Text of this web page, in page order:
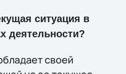
ситуация в
деятельности?
своей